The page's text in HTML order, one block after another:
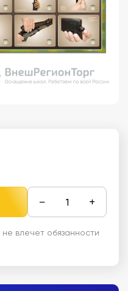
− +
влечет обязанности